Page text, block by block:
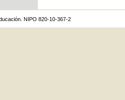
NIPO 820-10-367-2